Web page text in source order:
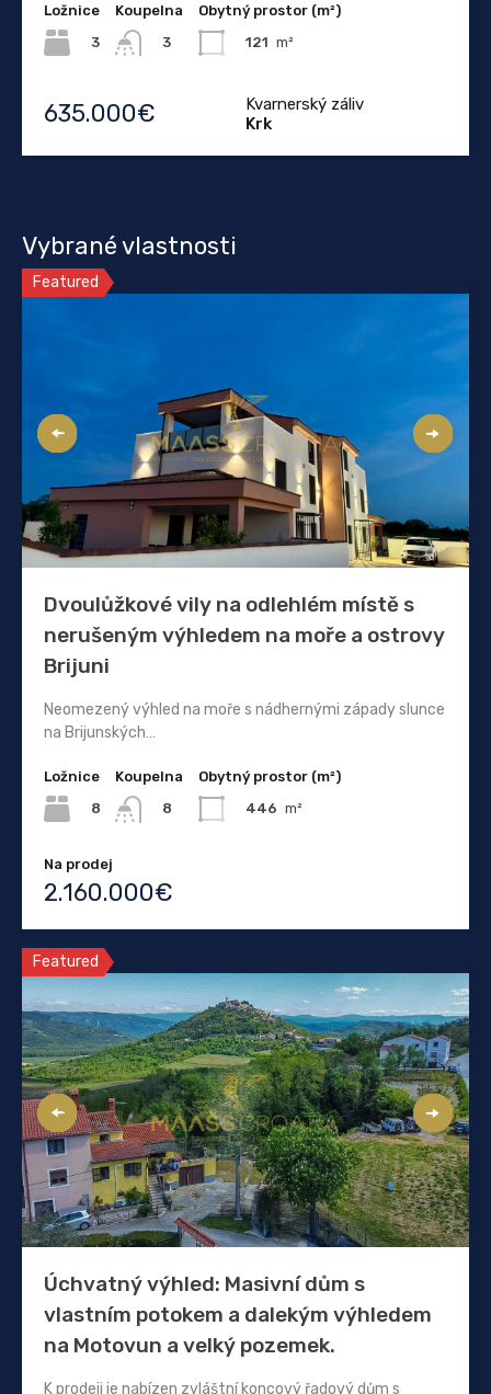
Ložnice
3
Koupelna
3
Obytný prostor (m²)
121 m²
635.000€
Kvarnerský záliv
Krk
Vybrané vlastnosti
Featured
Dvoulůžkové vily na odlehlém místě s
nerušeným výhledem na moře a ostrovy
Brijuni
Neomezený výhled na moře s nádhernými západy slunce
na Brijunských…
Ložnice
8
Koupelna
8
Obytný prostor (m²)
446 m²
Na prodej
2.160.000€
Featured
Úchvatný výhled: Masivní dům s
vlastním potokem a dalekým výhledem
na Motovun a velký pozemek.
K prodeji je nabízen zvláštní koncový řadový dům s